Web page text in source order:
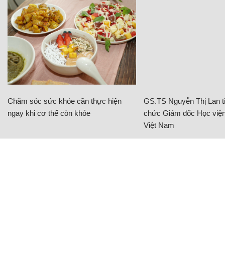
Chăm sóc sức khỏe cần thực hiện
ngay khi cơ thể còn khỏe
GS.TS Nguyễn Thị Lan
chức Giám đốc Học
Việt Nam